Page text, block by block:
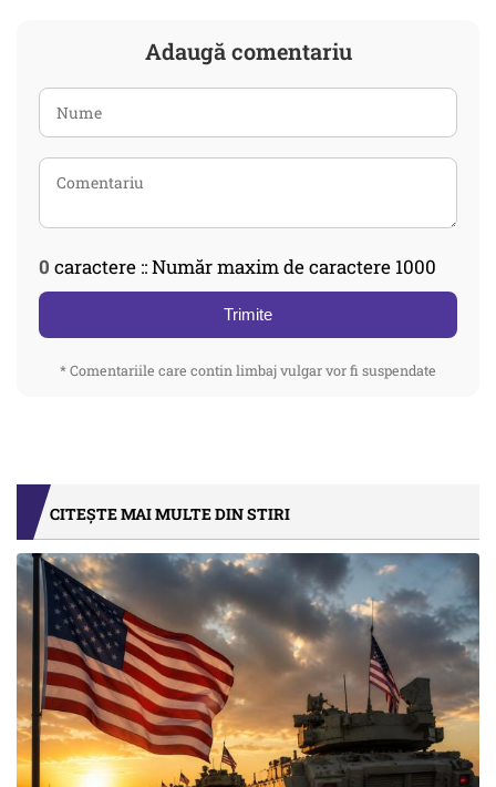
Adaugă comentariu
0 caractere :: Număr maxim de caractere 1000
Trimite
* Comentariile care contin limbaj vulgar vor fi suspendate
CITEȘTE MAI MULTE DIN STIRI